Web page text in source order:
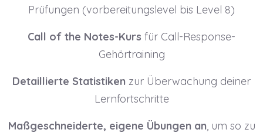
Prüfungen (vorbereitungslevel bis Level 8)
Call of the Notes-Kurs für Call-Response-
Gehörtraining
Detaillierte Statistiken zur Überwachung deiner
Lernfortschritte
Maßgeschneiderte, eigene Übungen an, um so zu